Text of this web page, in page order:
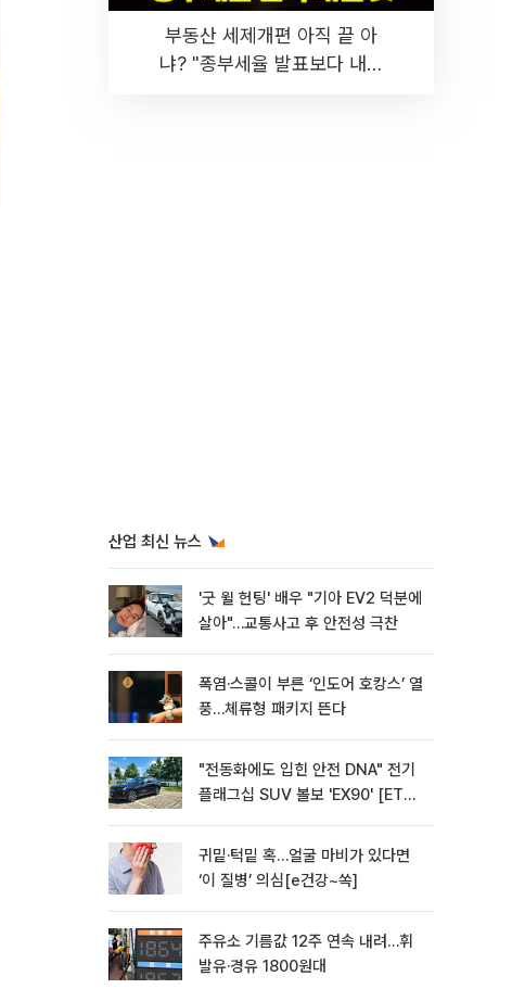
부동산 세제개편 아직 끝 아
냐? "종부세율 발표보다 내릴
산업 최신 뉴스
'굿 윌 헌팅' 배우 "기아 EV2 덕분에
살아"…교통사고 후 안전성 극찬
폭염·스콜이 부른 ‘인도어 호캉스’ 열
풍…체류형 패키지 뜬다
"전동화에도 입힌 안전 DNA" 전기
플래그십 SUV 볼보 'EX90' [ET의
귀밑·턱밑 혹…얼굴 마비가 있다면
‘이 질병’ 의심[e건강~쏙]
주유소 기름값 12주 연속 내려…휘
발유·경유 1800원대